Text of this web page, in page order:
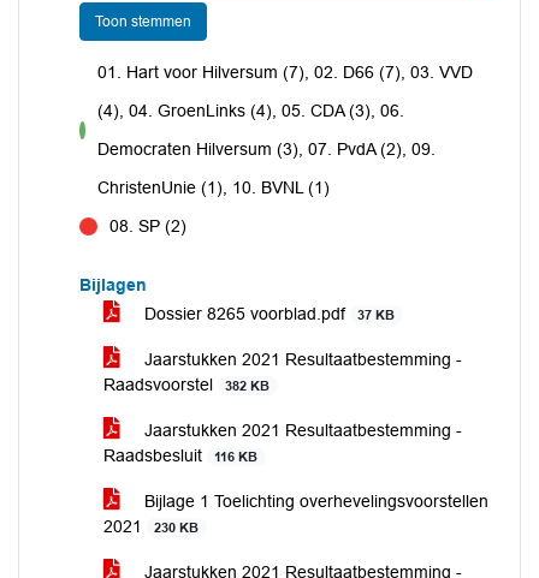
Toon stemmen
voor
01. Hart voor Hilversum (7), 02. D66 (7), 03. VVD
(4), 04. GroenLinks (4), 05. CDA (3), 06.
Democraten Hilversum (3), 07. PvdA (2), 09.
ChristenUnie (1), 10. BVNL (1)
08. SP (2)
Bijlagen
Dossier 8265 voorblad.pdf
37 KB
Jaarstukken 2021 Resultaatbestemming -
Raadsvoorstel
382 KB
Jaarstukken 2021 Resultaatbestemming -
Raadsbesluit
116 KB
Bijlage 1 Toelichting overhevelingsvoorstellen
2021
230 KB
Jaarstukken 2021 Resultaatbestemming -